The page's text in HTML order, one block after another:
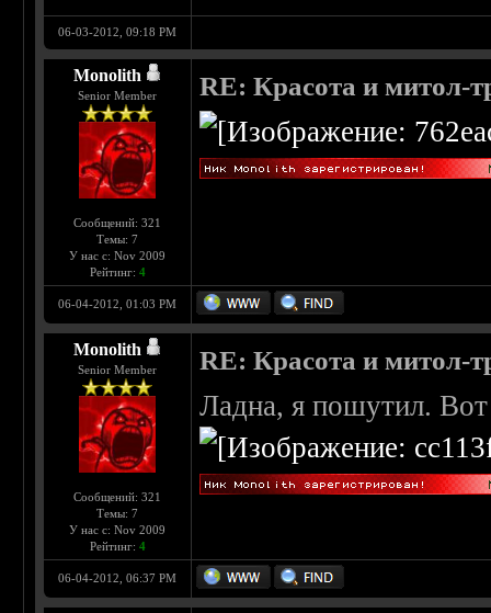
06-03-2012, 09:18 PM
Monolith
Senior Member
Сообщений: 321
Темы: 7
У нас с: Nov 2009
Рейтинг: 4
RE: Красота и митол-
06-04-2012, 01:03 PM
Monolith
Senior Member
Сообщений: 321
Темы: 7
У нас с: Nov 2009
Рейтинг: 4
RE: Красота и митол-
Ладна, я пошутил.
06-04-2012, 06:37 PM